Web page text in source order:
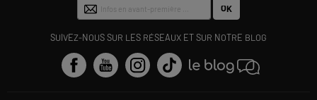
OK
SUIVEZ-NOUS SUR LES RÉSEAUX ET SUR NOTRE BLOG